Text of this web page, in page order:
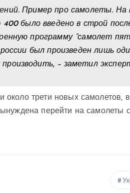
Пример про самолеты. На
было введено в строй после
программу “самолет
был произведен лишь
– заметил
трети новых самолетов,
перейти на самолеты